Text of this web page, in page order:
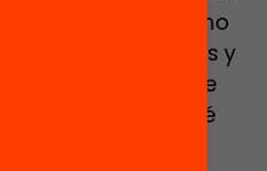
instituto? ¿Cómo
las actividades y
con el respaldo de
poderoso? ¿Qué
facilitarían el